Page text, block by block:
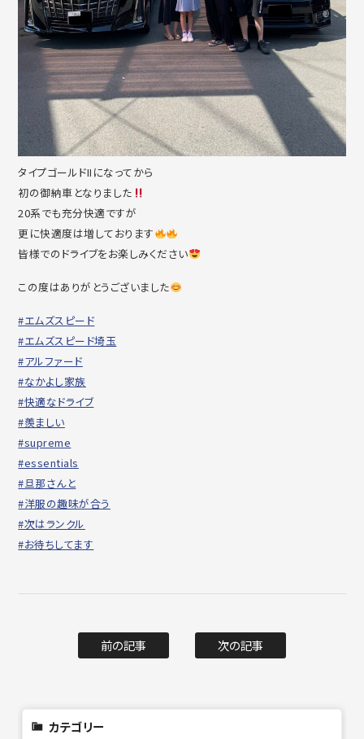
タイプゴールドIIになってから
初の御納車となりました
20系でも充分快適ですが
更に快適度は増しております
皆様でのドライブをお楽しみください
この度はありがとうございました
#エムズスピード
#エムズスピード埼玉
#アルファード
#なかよし家族
#快適なドライブ
#羨ましい
#supreme
#essentials
#旦那さんと
#洋服の趣味が合う
#次はランクル
#お待ちしてます
前の記事 次の記事
カテゴリー